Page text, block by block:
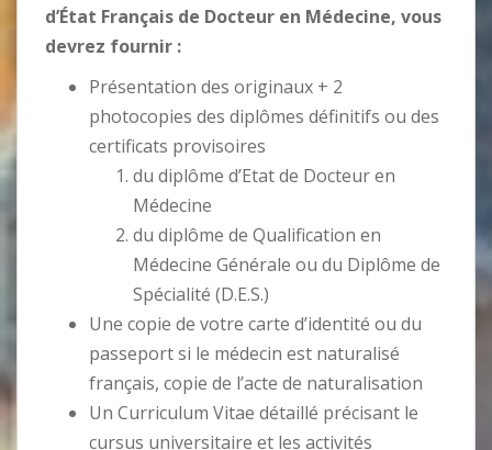
d’État Français de Docteur en Médecine, vous
devrez fournir :
Présentation des originaux + 2
photocopies des diplômes définitifs ou des
certificats provisoires
du diplôme d’Etat de Docteur en
Médecine
du diplôme de Qualification en
Médecine Générale ou du Diplôme de
Spécialité (D.E.S.)
Une copie de votre carte d’identité ou du
passeport si le médecin est naturalisé
français, copie de l’acte de naturalisation
Un Curriculum Vitae détaillé précisant le
cursus universitaire et les activités